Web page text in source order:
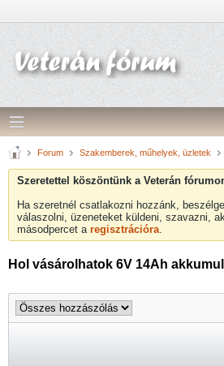
Forum Szakemberek, műhelyek, üzletek
Szeretettel köszöntünk a Veterán
Ha szeretnél csatlakozni hozzánk,
válaszolni, üzeneteket küldeni, szavazni,
másodpercet a regisztrációra.
Hol vásárolhatok 6V 14Ah